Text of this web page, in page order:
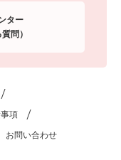
ター
問）
項
お問い合わせ